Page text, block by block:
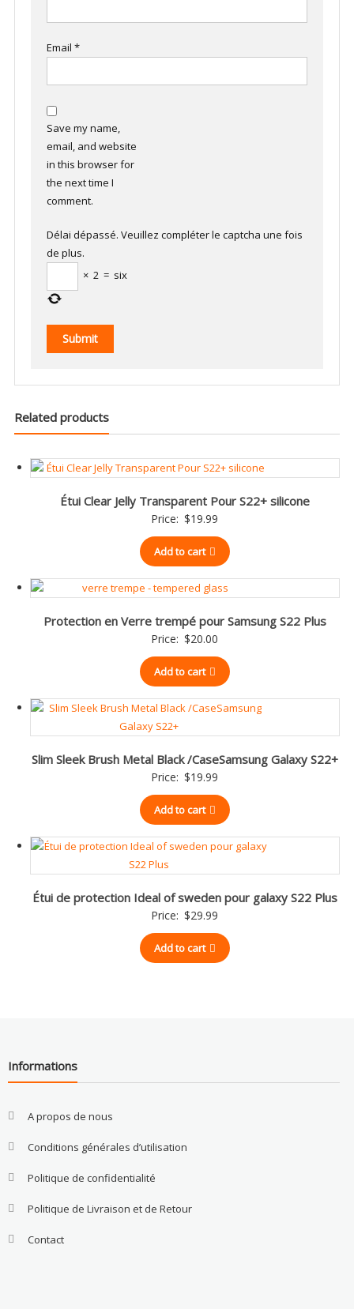
Email *
Save my name,
email, and website
in this browser for
the next time I
comment.
Délai dépassé. Veuillez compléter le captcha une fois
de plus.
× 2 = six
Related products
Étui Clear Jelly Transparent Pour S22+ silicone
Price: $19.99
Add to cart
Protection en Verre trempé pour Samsung S22 Plus
Price: $20.00
Add to cart
Slim Sleek Brush Metal Black /CaseSamsung Galaxy S22+
Price: $19.99
Add to cart
Étui de protection Ideal of sweden pour galaxy S22 Plus
Price: $29.99
Add to cart
Informations
A propos de nous
Conditions générales d’utilisation
Politique de confidentialité
Politique de Livraison et de Retour
Contact